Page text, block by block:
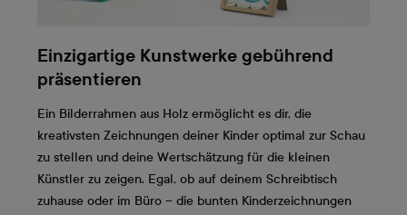
Einzigartige Kunstwerke gebührend
präsentieren
Ein Bilderrahmen aus Holz ermöglicht es dir, die
kreativsten Zeichnungen deiner Kinder optimal zur Schau
zu stellen und deine Wertschätzung für die kleinen
Künstler zu zeigen. Egal, ob auf deinem Schreibtisch
zuhause oder im Büro – die bunten Kinderzeichnungen